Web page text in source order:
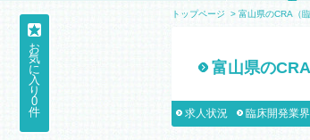
トップページ > 富山県のCRA（
富山県の
求人状況 臨床開発業
お
気
に
入
り
0
件